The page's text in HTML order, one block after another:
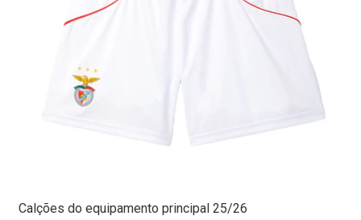
Calções do equipamento principal 25/26